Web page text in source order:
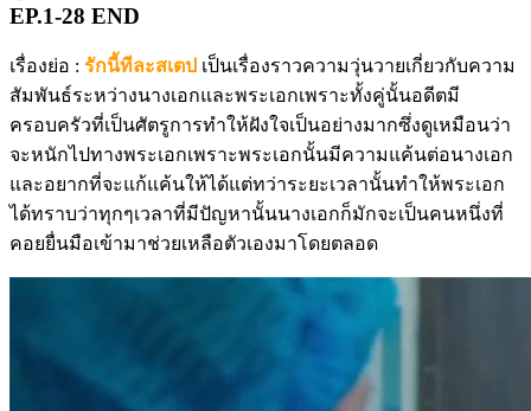
EP.1-28 END
เรื่องย่อ : รักนี้ทีละสเตป เป็นเรื่องราวความวุ่นวายเกี่ยวกับความ
สัมพันธ์ระหว่างนางเอกและพระเอกเพราะทั้งคู่นั้นอดีตมี
ครอบครัวที่เป็นศัตรูการทำให้ฝังใจเป็นอย่างมากซึ่งดูเหมือนว่า
จะหนักไปทางพระเอกเพราะพระเอกนั้นมีความแค้นต่อนางเอก
และอยากที่จะแก้แค้นให้ได้แต่ทว่าระยะเวลานั้นทำให้พระเอก
ได้ทราบว่าทุกๆเวลาที่มีปัญหานั้นนางเอกก็มักจะเป็นคนหนึ่งที่
คอยยื่นมือเข้ามาช่วยเหลือตัวเองมาโดยตลอด